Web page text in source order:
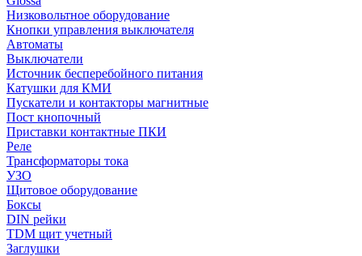
Низковольтное оборудование
Кнопки управления выключателя
Автоматы
Выключатели
Источник бесперебойного питания
Катушки для КМИ
Пускатели и контакторы магнитные
Пост кнопочный
Приставки контактные ПКИ
Реле
Трансформаторы тока
УЗО
Щитовое оборудование
Боксы
DIN рейки
TDM щит учетный
Заглушки